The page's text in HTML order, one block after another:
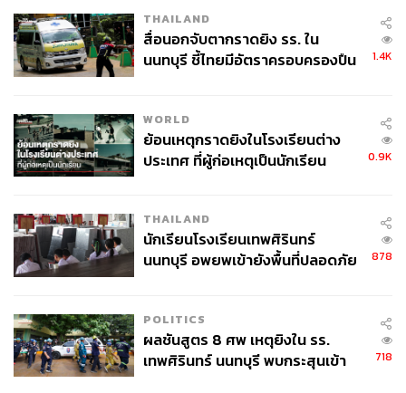
112’ จากนั้นผู้จัดกิจกรรมกล่าวประชาสัมพันธ์บนเวทีว่า
กิจกรรมวันนี้เกี่ยวข้องกับพลังงาน ขออย่ายกป้ายข้อความอื่น
ที่ไม่เกี่ยวข้อง ขณะที่ผู้ชูป้ายยืนยันว่า มีเยาวชนถูกควบคุมตัว
ในเรือนจำ อดอาหาร และร่างกายจะไม่ไหวแล้ว ประเทศนี้
ยืนยันจุดยืน ผู้จัดกล่าวย้ำบนเวทีอีกครั้งว่า เวทีวันนี้เกี่ยวกับ
พลังงานเท่านั้น
บรรดากิจกรรมต่างๆ ที่จัดขึ้นเป็นไปอย่างถูกต้องตาม
กฎหมาย โดยอาศัยบทบัญญัติ มาตรา 3 รัฐธรรมนูญ
แห่งราชอาณาจักรไทย ความตอนหนึ่งว่า ‘อำนาจ
บรรดากิจกรรมต่างๆ ที่จัดขึ้นเป็นการทำหน้าที่ของ
ประชาชนตามรัฐธรรมนูญ เพื่อให้เกิดหลักนิติธรรม
ประโยชน์ส่วนรวมของประเทศชาติ และความผาสุก
ของประชาชนโดยรวม
THAILAND
สื่อนอกจับตากราดยิง รร. ใน
นนทบุรี ชี้ไทยมีอัตราครอบครองปืน
1.4K
WORLD
ย้อนเหตุกราดยิงในโรงเรียนต่าง
ประเทศ ที่ผู้ก่อเหตุเป็นนักเรียน
0.9K
THAILAND
นักเรียนโรงเรียนเทพศิรินทร์
นนทบุรี อพยพเข้ายังพื้นที่ปลอดภัย
878
POLITICS
ผลชันสูตร 8 ศพ เหตุยิงใน รร.
เทพศิรินทร์ นนทบุรี พบกระสุนเข้า
718